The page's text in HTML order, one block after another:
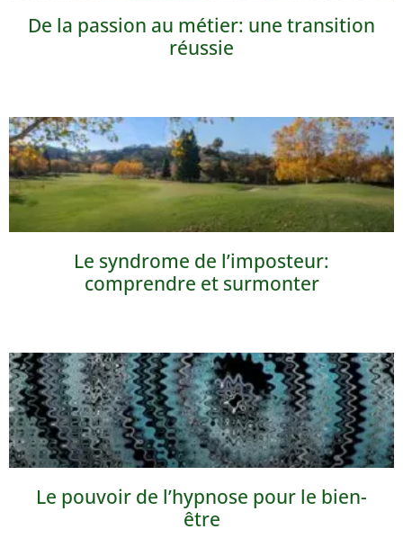
De la passion au métier: une transition
réussie
Le syndrome de l’imposteur:
comprendre et surmonter
Le pouvoir de l’hypnose pour le bien-
être